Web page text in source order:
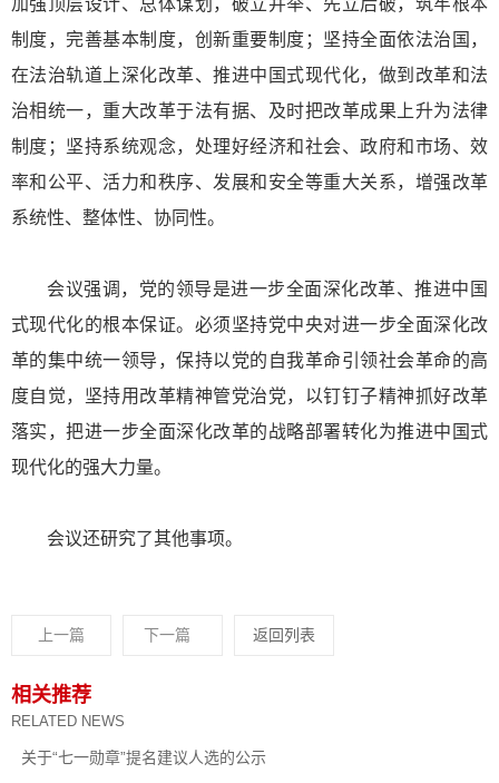
制度，完善基本制度，创新重要制度；坚持全面依法治国，
在法治轨道上深化改革、推进中国式现代化，做到改革和法
治相统一，重大改革于法有据、及时把改革成果上升为法律
制度；坚持系统观念，处理好经济和社会、政府和市场、效
率和公平、活力和秩序、发展和安全等重大关系，增强改革
系统性、整体性、协同性。
会议强调，党的领导是进一步全面深化改革、推进中国
式现代化的根本保证。必须坚持党中央对进一步全面深化改
革的集中统一领导，保持以党的自我革命引领社会革命的高
度自觉，坚持用改革精神管党治党，以钉钉子精神抓好改革
落实，把进一步全面深化改革的战略部署转化为推进中国式
现代化的强大力量。
会议还研究了其他事项。
上一篇 下一篇 返回列表
相关推荐
RELATED NEWS
关于“七一勋章”提名建议人选的公示